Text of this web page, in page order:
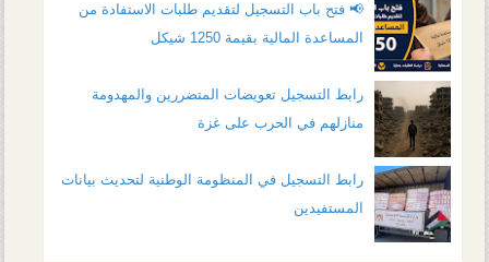
📢 فتح باب التسجيل لتقديم طلبات الاستفادة من
المساعدة المالية بقيمة 1250 شيكل
رابط التسجيل تعويضات المتضررين والمهدومة
منازلهم في الحرب على غزة
رابط التسجيل في المنظومة الوطنية لتحديث بيانات
المستفيدين